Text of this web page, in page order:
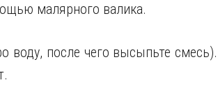
малярного валика.
воду, после чего высыпьте смесь).